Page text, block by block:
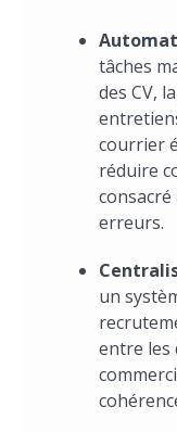
tâches
des CV,
courrier
réduire
erreurs.
un
entre les